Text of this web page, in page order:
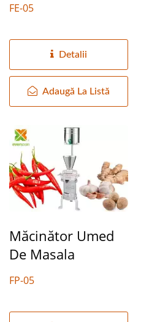
FE-05
Detalii
Adaugă La Listă
Măcinător Umed
De Masala
FP-05